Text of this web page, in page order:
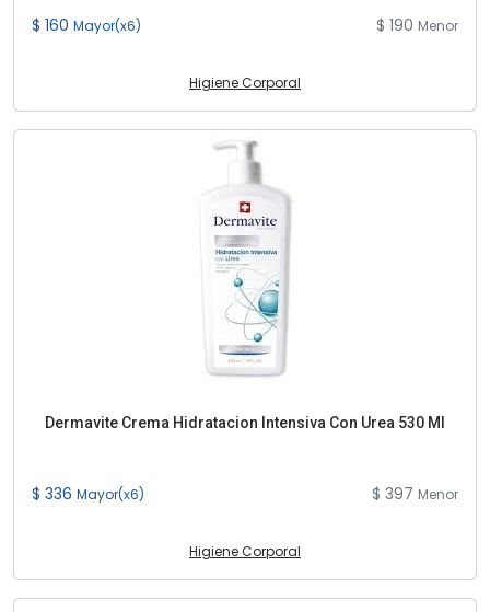
$ 160 Mayor(x6) $ 190 Menor
Higiene Corporal
Dermavite Crema Hidratacion Intensiva Con Urea 530 Ml
$ 336 Mayor(x6) $ 397 Menor
Higiene Corporal